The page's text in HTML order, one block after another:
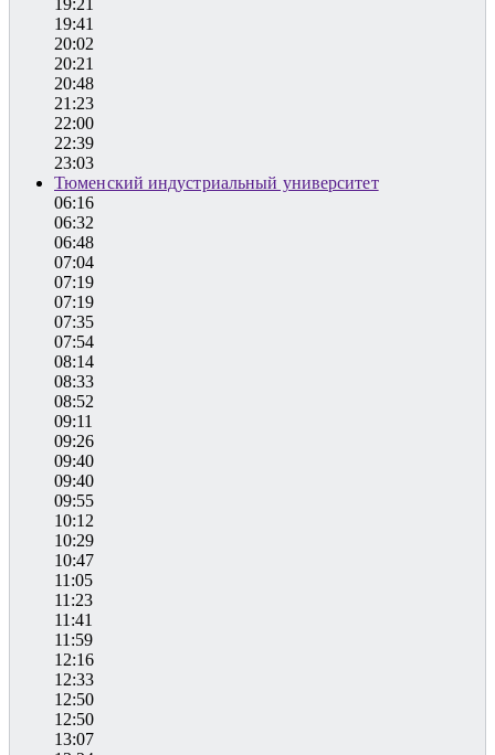
19:21
19:41
20:02
20:21
20:48
21:23
22:00
22:39
23:03
Тюменский индустриальный университет
06:16
06:32
06:48
07:04
07:19
07:19
07:35
07:54
08:14
08:33
08:52
09:11
09:26
09:40
09:40
09:55
10:12
10:29
10:47
11:05
11:23
11:41
11:59
12:16
12:33
12:50
12:50
13:07